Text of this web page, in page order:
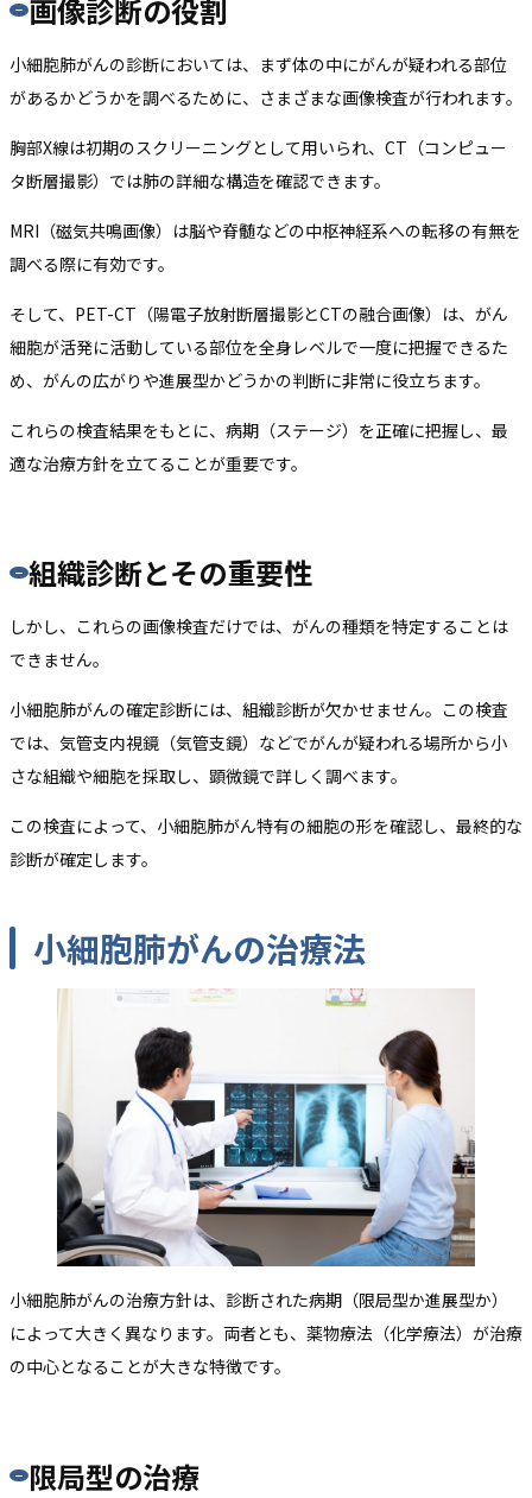
画像診断の役割
小細胞肺がんの診断においては、まず体の中にがんが疑われる部位
があるかどうかを調べるために、さまざまな画像検査が行われます。
胸部X線は初期のスクリーニングとして用いられ、CT（コンピュー
タ断層撮影）では肺の詳細な構造を確認できます。
MRI（磁気共鳴画像）は脳や脊髄などの中枢神経系への転移の有無を
調べる際に有効です。
そして、PET-CT（陽電子放射断層撮影とCTの融合画像）は、がん
細胞が活発に活動している部位を全身レベルで一度に把握できるた
め、がんの広がりや進展型かどうかの判断に非常に役立ちます。
これらの検査結果をもとに、病期（ステージ）を正確に把握し、最
適な治療方針を立てることが重要です。
組織診断とその重要性
しかし、これらの画像検査だけでは、がんの種類を特定することは
できません。
小細胞肺がんの確定診断には、組織診断が欠かせません。この検査
では、気管支内視鏡（気管支鏡）などでがんが疑われる場所から小
さな組織や細胞を採取し、顕微鏡で詳しく調べます。
この検査によって、小細胞肺がん特有の細胞の形を確認し、最終的な
診断が確定します。
小細胞肺がんの治療法
小細胞肺がんの治療方針は、診断された病期（限局型か進展型か）
によって大きく異なります。両者とも、薬物療法（化学療法）が治療
の中心となることが大きな特徴です。
限局型の治療